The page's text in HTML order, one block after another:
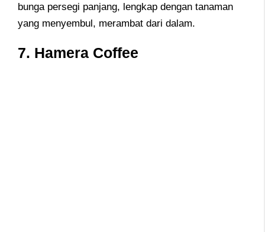
bunga persegi panjang, lengkap dengan tanaman
yang menyembul, merambat dari dalam.
7. Hamera Coffee